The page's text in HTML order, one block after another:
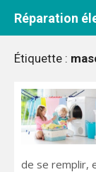
Étiquette :
de se remplir,